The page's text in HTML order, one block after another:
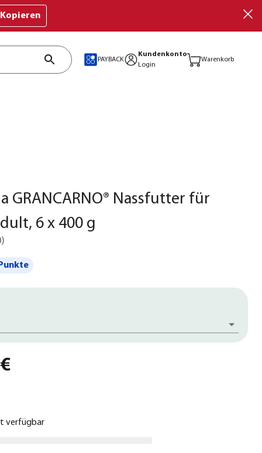
Kopieren
PAYBACK
Kundenkonto
Login
Warenkorb
GRANCARNO® Nassfutter für
6 x 400 g
)
verfügbar